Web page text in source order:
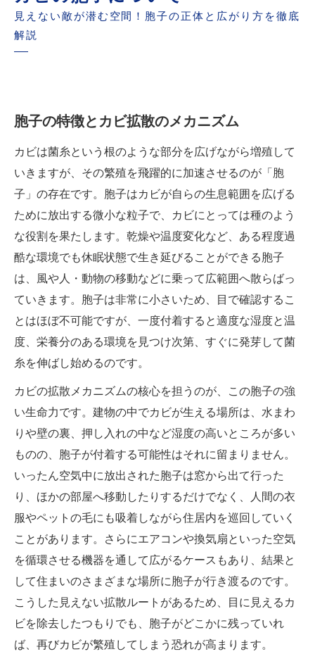
見えない敵が潜む空間！胞子の正体と広がり方を徹底
解説
胞子の特徴とカビ拡散のメカニズム
カビは菌糸という根のような部分を広げながら増殖して
いきますが、その繁殖を飛躍的に加速させるのが「胞
子」の存在です。胞子はカビが自らの生息範囲を広げる
ために放出する微小な粒子で、カビにとっては種のよう
な役割を果たします。乾燥や温度変化など、ある程度過
酷な環境でも休眠状態で生き延びることができる胞子
は、風や人・動物の移動などに乗って広範囲へ散らばっ
ていきます。胞子は非常に小さいため、目で確認するこ
とはほぼ不可能ですが、一度付着すると適度な湿度と温
度、栄養分のある環境を見つけ次第、すぐに発芽して菌
糸を伸ばし始めるのです。
カビの拡散メカニズムの核心を担うのが、この胞子の強
い生命力です。建物の中でカビが生える場所は、水まわ
りや壁の裏、押し入れの中など湿度の高いところが多い
ものの、胞子が付着する可能性はそれに留まりません。
いったん空気中に放出された胞子は窓から出て行った
り、ほかの部屋へ移動したりするだけでなく、人間の衣
服やペットの毛にも吸着しながら住居内を巡回していく
ことがあります。さらにエアコンや換気扇といった空気
を循環させる機器を通して広がるケースもあり、結果と
して住まいのさまざまな場所に胞子が行き渡るのです。
こうした見えない拡散ルートがあるため、目に見えるカ
ビを除去したつもりでも、胞子がどこかに残っていれ
ば、再びカビが繁殖してしまう恐れが高まります。